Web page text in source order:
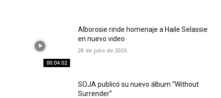
00:04:02
Alborosie rinde homenaje a Haile Selassie
en nuevo video
28 de julio de 2026
SOJA publicó su nuevo álbum “Without
Surrender”